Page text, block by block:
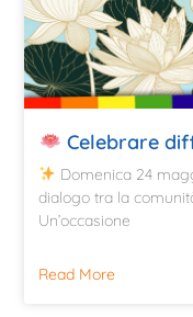
Celebrare
Domenica 24
dialogo tra la
Un’occasione
Read More